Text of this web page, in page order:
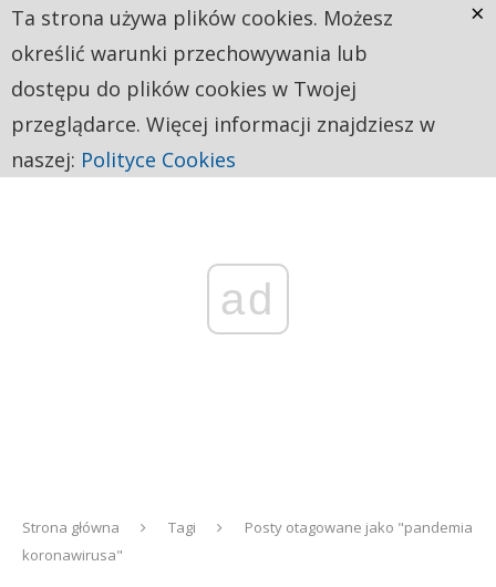
ad
Strona główna Tagi
Posty otagowane jako "pandemia
koronawirusa"
Ta strona używa plików cookies. Możesz
określić warunki przechowywania lub
dostępu do plików cookies w Twojej
przeglądarce. Więcej informacji znajdziesz w
naszej: Polityce Cookies
×